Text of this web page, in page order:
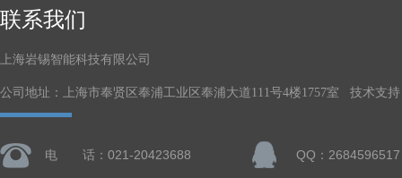
联系我们
上海岩锡智能科技有限公司
公司地址：上海市奉贤区奉浦工业区奉浦大道111号4楼1757室 技术支
电 话：021-20423688 QQ：2684596517